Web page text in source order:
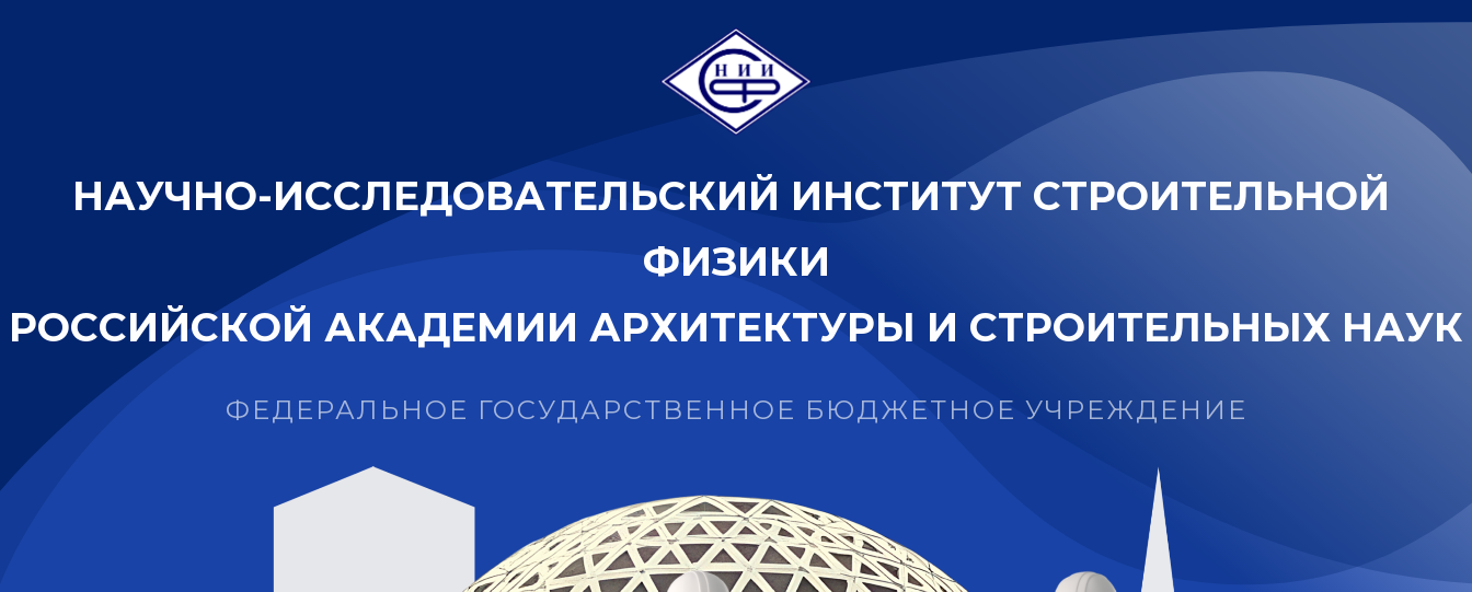
НАУЧНО-ИССЛЕДОВАТЕЛЬСКИЙ ИНСТИТУТ СТРОИТЕЛЬНОЙ
ФИЗИКИ
РОССИЙСКОЙ АКАДЕМИИ АРХИТЕКТУРЫ И СТРОИТЕЛЬНЫХ НАУК
ФЕДЕРАЛЬНОЕ ГОСУДАРСТВЕННОЕ БЮДЖЕТНОЕ УЧРЕЖДЕНИЕ